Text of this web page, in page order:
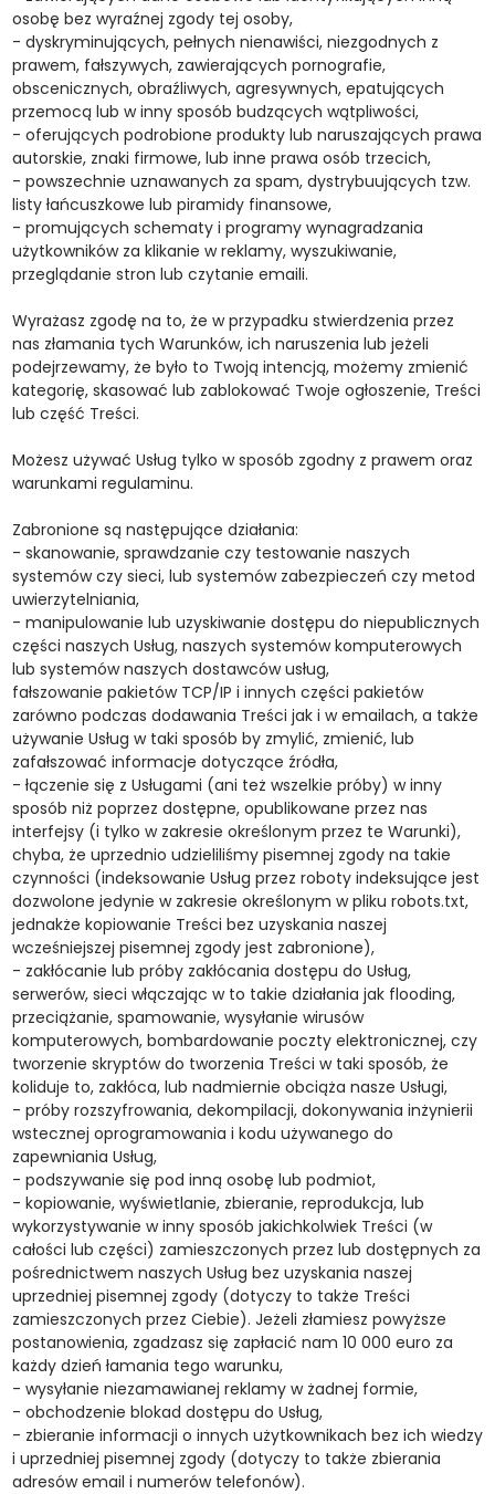
osobę bez wyraźnej zgody tej osoby,
- dyskryminujących, pełnych nienawiści, niezgodnych z
prawem, fałszywych, zawierających pornografie,
obscenicznych, obraźliwych, agresywnych, epatujących
przemocą lub w inny sposób budzących wątpliwości,
- oferujących podrobione produkty lub naruszających prawa
autorskie, znaki firmowe, lub inne prawa osób trzecich,
- powszechnie uznawanych za spam, dystrybuujących tzw.
listy łańcuszkowe lub piramidy finansowe,
- promujących schematy i programy wynagradzania
użytkowników za klikanie w reklamy, wyszukiwanie,
przeglądanie stron lub czytanie emaili.
Wyrażasz zgodę na to, że w przypadku stwierdzenia przez
nas złamania tych Warunków, ich naruszenia lub jeżeli
podejrzewamy, że było to Twoją intencją, możemy zmienić
kategorię, skasować lub zablokować Twoje ogłoszenie, Treści
lub część Treści.
Możesz używać Usług tylko w sposób zgodny z prawem oraz
warunkami regulaminu.
Zabronione są następujące działania:
- skanowanie, sprawdzanie czy testowanie naszych
systemów czy sieci, lub systemów zabezpieczeń czy metod
uwierzytelniania,
- manipulowanie lub uzyskiwanie dostępu do niepublicznych
części naszych Usług, naszych systemów komputerowych
lub systemów naszych dostawców usług,
fałszowanie pakietów TCP/IP i innych części pakietów
zarówno podczas dodawania Treści jak i w emailach, a także
używanie Usług w taki sposób by zmylić, zmienić, lub
zafałszować informacje dotyczące źródła,
- łączenie się z Usługami (ani też wszelkie próby) w inny
sposób niż poprzez dostępne, opublikowane przez nas
interfejsy (i tylko w zakresie określonym przez te Warunki),
chyba, że uprzednio udzieliliśmy pisemnej zgody na takie
czynności (indeksowanie Usług przez roboty indeksujące jest
dozwolone jedynie w zakresie określonym w pliku robots.txt,
jednakże kopiowanie Treści bez uzyskania naszej
wcześniejszej pisemnej zgody jest zabronione),
- zakłócanie lub próby zakłócania dostępu do Usług,
serwerów, sieci włączając w to takie działania jak flooding,
przeciążanie, spamowanie, wysyłanie wirusów
komputerowych, bombardowanie poczty elektronicznej, czy
tworzenie skryptów do tworzenia Treści w taki sposób, że
koliduje to, zakłóca, lub nadmiernie obciąża nasze Usługi,
- próby rozszyfrowania, dekompilacji, dokonywania inżynierii
wstecznej oprogramowania i kodu używanego do
zapewniania Usług,
- podszywanie się pod inną osobę lub podmiot,
- kopiowanie, wyświetlanie, zbieranie, reprodukcja, lub
wykorzystywanie w inny sposób jakichkolwiek Treści (w
całości lub części) zamieszczonych przez lub dostępnych za
pośrednictwem naszych Usług bez uzyskania naszej
uprzedniej pisemnej zgody (dotyczy to także Treści
zamieszczonych przez Ciebie). Jeżeli złamiesz powyższe
postanowienia, zgadzasz się zapłacić nam 10 000 euro za
każdy dzień łamania tego warunku,
- wysyłanie niezamawianej reklamy w żadnej formie,
- obchodzenie blokad dostępu do Usług,
- zbieranie informacji o innych użytkownikach bez ich wiedzy
i uprzedniej pisemnej zgody (dotyczy to także zbierania
adresów email i numerów telefonów).